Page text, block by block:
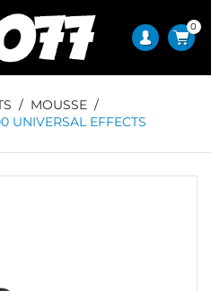
0
MOUSSE
UNIVERSAL EFFECTS